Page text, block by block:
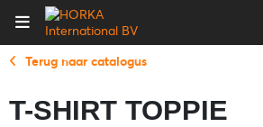
Terug naar catalogus
T-SHIRT TOPPIE